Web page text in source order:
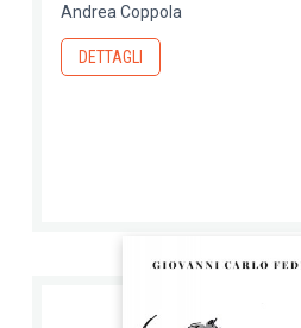
Andrea Coppola
DETTAGLI